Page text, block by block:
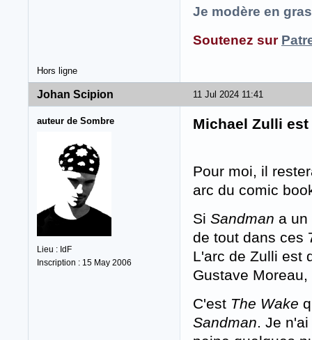
Je modère en
Soutenez sur
Hors ligne
11 Jul 2024 11:41
Johan Scipion
auteur de Sombre
Lieu : IdF
Inscription : 15 May 2006
Michael Zulli
Pour moi, il
arc du comic
Si Sandman a un
de tout dans ces
L'arc de Zulli est
Gustave
C'est The Wake
Sandman. Je